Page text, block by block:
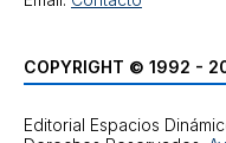
COPYRIGHT © 1992 -
Editorial Espacios